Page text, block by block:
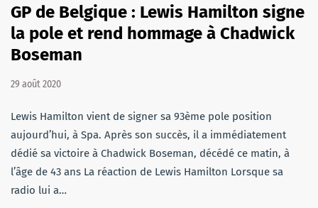
GP de Belgique : Lewis Hamilton signe
la pole et rend hommage à Chadwick
Boseman
29 août 2020
Lewis Hamilton vient de signer sa 93ème pole position
aujourd’hui, à Spa. Après son succès, il a immédiatement
dédié sa victoire à Chadwick Boseman, décédé ce matin, à
l’âge de 43 ans La réaction de Lewis Hamilton Lorsque sa
radio lui a…